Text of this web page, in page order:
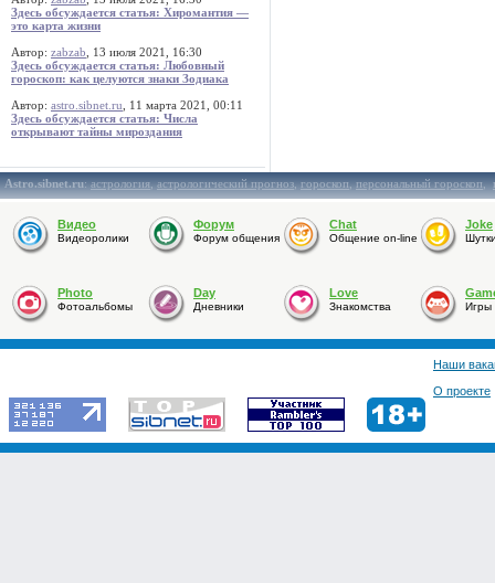
Здесь обсуждается статья: Хиромантия —
это карта жизни
Автор: zabzab , 13 июля 2021, 16:30
Здесь обсуждается статья: Любовный
гороскоп: как целуются знаки Зодиака
Автор: astro.sibnet.ru , 11 марта 2021, 00:11
Здесь обсуждается статья: Числа
открывают тайны мироздания
Astro.sibnet.ru:астрология,астрологический прогноз,гороскоп,персональный гороскоп,
Видео
Видеоролики
Форум
Форум общения
Chat
Общение on-line
Joke
Photo
Фотоальбомы
Day
Дневники
Love
Знакомства Игры
Наши
О проекте